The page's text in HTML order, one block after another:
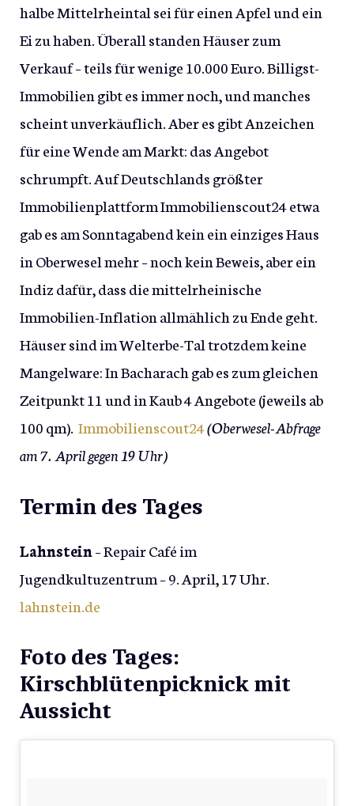
halbe Mittelrheintal sei für einen Apfel und ein
Ei zu haben. Überall standen Häuser zum
Verkauf – teils für wenige 10.000 Euro. Billigst-
Immobilien gibt es immer noch, und manches
scheint unverkäuflich. Aber es gibt Anzeichen
für eine Wende am Markt: das Angebot
schrumpft. Auf Deutschlands größter
Immobilienplattform Immobilienscout24 etwa
gab es am Sonntagabend kein ein einziges Haus
in Oberwesel mehr – noch kein Beweis, aber ein
Indiz dafür, dass die mittelrheinische
Immobilien-Inflation allmählich zu Ende geht.
Häuser sind im Welterbe-Tal trotzdem keine
Mangelware: In Bacharach gab es zum gleichen
Zeitpunkt 11 und in Kaub 4 Angebote (jeweils ab
100 qm). Immobilienscout24(Oberwesel-Abfrage
am 7. April gegen 19 Uhr)
Termin des Tages
Lahnstein– Repair Café im
Jugendkultuzentrum – 9. April, 17 Uhr.
lahnstein.de
Foto des Tages:
Kirschblütenpicknick mit
Aussicht